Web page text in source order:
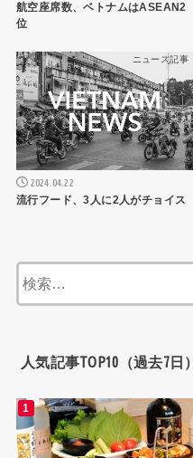
航空座席数、ベトナムはASEAN2
位
ニュース記事
2024.04.22
流行フード、3人に2人がチョイス
人気記事TOP10（過去7日）